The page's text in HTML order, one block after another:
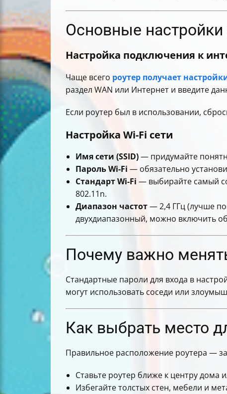
Основные настройки
Настройка подключения к
Чаще всего роутер получает
раздел WAN или Интернет и введите
Если роутер был в использовании,
Настройка Wi-Fi сети
Имя сети (SSID)— придумайте
Пароль Wi-Fi — обязательно
Стандарт Wi-Fi — выбирайте самый
802.11n.
Диапазон частот— 2,4 ГГц (лучше
двухдиапазонный, можно включить
Почему важно
Стандартные пароли для входа в
могут использовать соседи или
Как выбрать место
Правильное расположение роутера —
Ставьте роутер ближе к центру дома
Избегайте толстых стен, мебели и